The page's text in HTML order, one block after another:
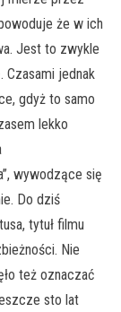
że w ich
Jest to zwykle
Czasami jednak
gdyż to samo
lekko
wywodzące się
Do dziś
tytuł filmu
Nie
też oznaczać
sto lat